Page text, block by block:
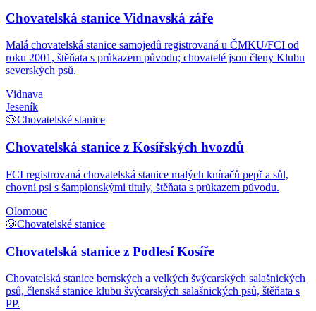
Chovatelská stanice Vidnavská záře
Malá chovatelská stanice samojedů registrovaná u ČMKU/FCI od
roku 2001, štěňata s průkazem původu; chovatelé jsou členy Klubu
severských psů.
Vidnava
Jeseník
🐶Chovatelské stanice
Chovatelská stanice z Kosířských hvozdů
FCI registrovaná chovatelská stanice malých kníračů pepř a sůl,
chovní psi s šampionskými tituly, štěňata s průkazem původu.
Olomouc
🐶Chovatelské stanice
Chovatelská stanice z Podlesí Kosíře
Chovatelská stanice bernských a velkých švýcarských salašnických
psů, členská stanice klubu švýcarských salašnických psů, štěňata s
PP.